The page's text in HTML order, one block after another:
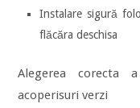
Instalare sigură
flăcăra deschisa
Alegerea corecta
acoperisuri verzi